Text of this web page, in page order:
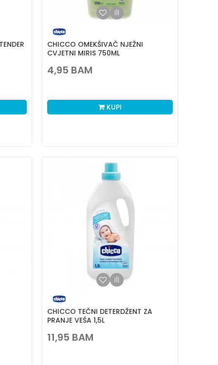
CHICCO OMEKŠIVAČ NJEŽNI
CVJETNI MIRIS 750ML
4,95 BAM
KUPI
CHICCO TEČNI DETERDŽENT ZA
PRANJE VEŠA 1,5L
11,95 BAM